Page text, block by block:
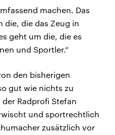
machen. Das
die, die das Zeug in
geht um die, die es
und Sportler.“
den bisherigen
gut wie nichts zu
Radprofi Stefan
und sportrechtlich
zusätzlich vor